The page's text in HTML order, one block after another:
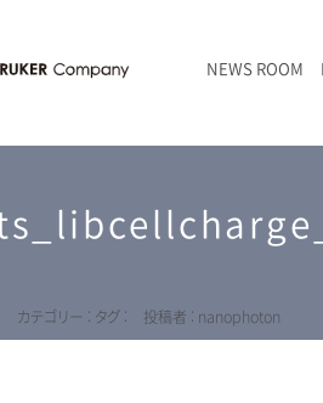
NEWS ROOM
外ラマン顕微鏡
り
ポ
食品
オ
アク
カテゴリー : タグ : 投稿者 : nanophoton